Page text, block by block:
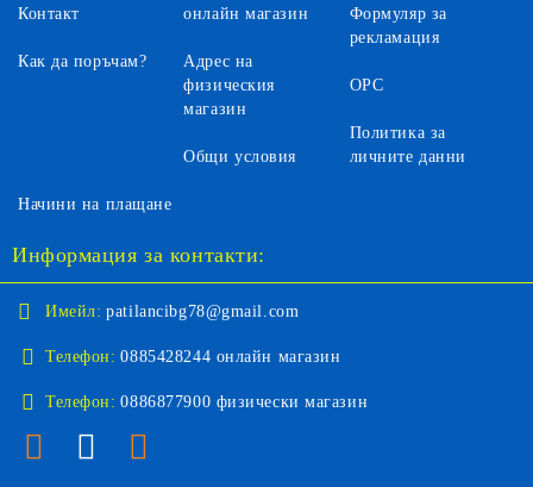
Контакт
Как да поръчам?
онлайн магазин
Адрес на
физическия
магазин
Общи условия
Формуляр за
рекламация
ОРС
Политика за
личните данни
Начини на плащане
Информация за контакти:
Имейл: patilancibg78@gmail.com
Телефон: 0885428244 онлайн магазин
Телефон: 0886877900 физически магазин